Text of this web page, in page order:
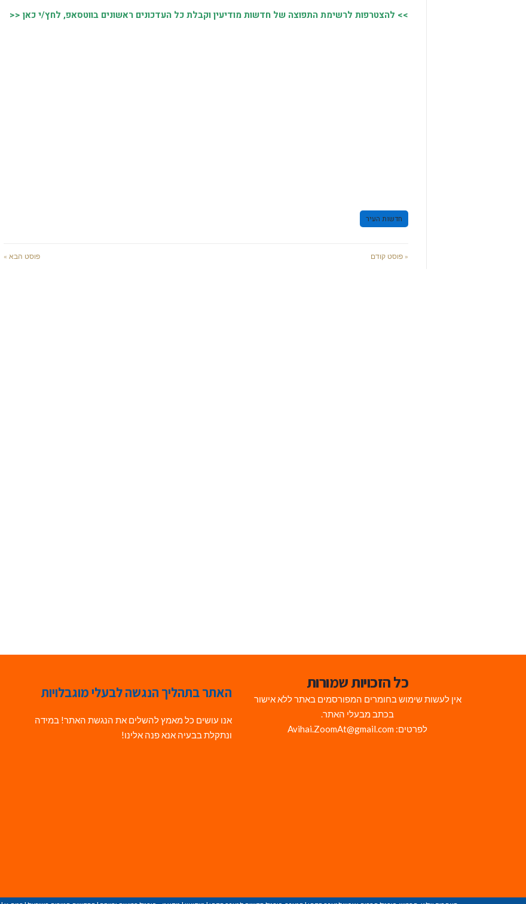
>> להצטרפות לרשימת התפוצה של חדשות מודיעין וקבלת כל העדכונים ראשונים בווטסאפ, לחץ/י כאן <<
חדשות העיר
« פוסט קודם פוסט הבא »
כל הזכויות שמורות
אין לעשות שימוש בחומרים המפורסמים באתר ללא אישור
בכתב מבעלי האתר.
לפרטים: Avihai.ZoomAt@gmail.com
האתר בתהליך הנגשה לבעלי מוגבלויות
אנו עושים כל מאמץ להשלים את הנגשת האתר! במידה
ונתקלת בבעיה אנא פנה אלינו!